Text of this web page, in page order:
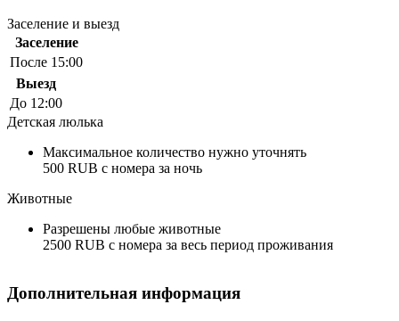
Заселение и выезд
Заселение
После 15:00
Выезд
До 12:00
Детская люлька
Максимальное количество нужно уточнять
500 RUB с номера за ночь
Животные
Разрешены любые животные
2500 RUB с номера за весь период проживания
Дополнительная информация